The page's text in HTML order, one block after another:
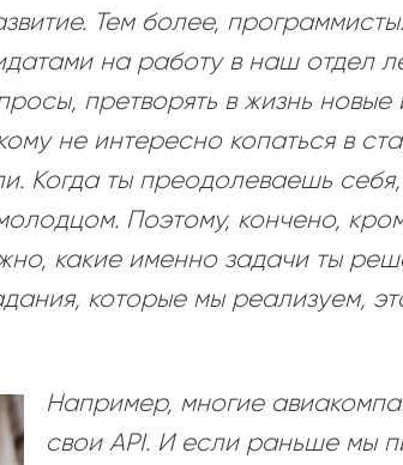
Тем более,
на работу в наш отдел
претворять в жизнь новые
не интересно копаться в
Когда ты преодолеваешь
Поэтому, кончено,
какие именно задачи ты
которые мы реализуем,
Например, многие
свои API. И если раньше мы